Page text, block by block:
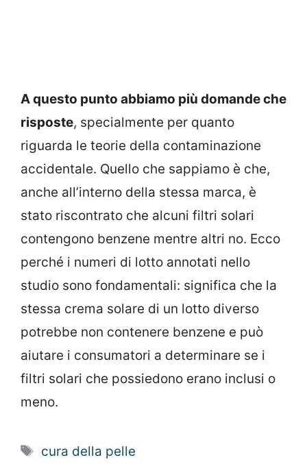
A questo punto abbiamo più domande che
risposte, specialmente per quanto
riguarda le teorie della contaminazione
accidentale. Quello che sappiamo è che,
anche all’interno della stessa marca, è
stato riscontrato che alcuni filtri solari
contengono benzene mentre altri no. Ecco
perché i numeri di lotto annotati nello
studio sono fondamentali: significa che la
stessa crema solare di un lotto diverso
potrebbe non contenere benzene e può
aiutare i consumatori a determinare se i
filtri solari che possiedono erano inclusi o
meno.
Tag
cura della pelle